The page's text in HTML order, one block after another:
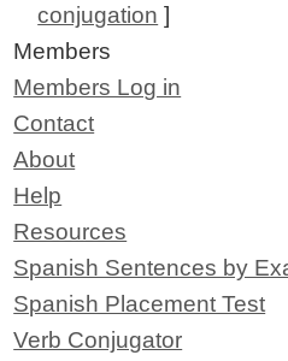
conjugation ]
Members
Members Log in
Contact
About
Help
Resources
Spanish Sentences by
Spanish Placement Test
Verb Conjugator